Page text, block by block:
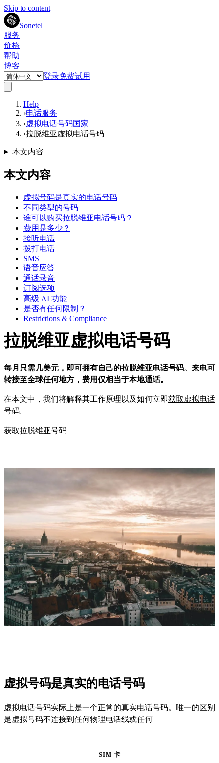
Skip to content
Sonetel
服务
价格
帮助
博客
登录免费试用
Help
›电话服务
›虚拟电话号码国家
›拉脱维亚虚拟电话号码
本文内容
本文内容
虚拟号码是真实的电话号码
不同类型的号码
谁可以购买拉脱维亚电话号码？
费用是多少？
接听电话
拨打电话
SMS
语音应答
通话录音
订阅选项
高级 AI 功能
是否有任何限制？
Restrictions & Compliance
拉脱维亚虚拟电话号码
每月只需几美元，即可拥有自己的拉脱维亚电话号码。来电可
转接至全球任何地方，费用仅相当于本地通话。
在本文中，我们将解释其工作原理以及如何立即获取虚拟电话
号码。
获取拉脱维亚号码
虚拟号码是真实的电话号码
虚拟电话号码实际上是一个正常的真实电话号码。唯一的区别
是虚拟号码不连接到任何物理电话线或任何
SIM 卡